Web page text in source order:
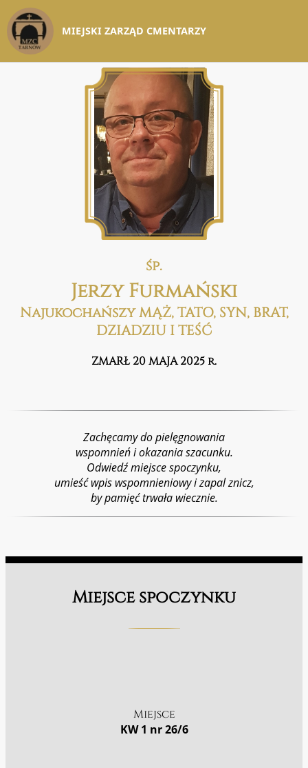
MIEJSKI ZARZĄD CMENTARZY
śp.
Jerzy Furmański
Najukochańszy MĄŻ, TATO, SYN, BRAT,
DZIADZIU I TEŚĆ
ZMARŁ 20 MAJA 2025 r.
Zachęcamy do pielęgnowania
wspomnień i okazania szacunku.
Odwiedź miejsce spoczynku,
umieść wpis wspomnieniowy i zapal znicz,
by pamięć trwała wiecznie.
Miejsce spoczynku
Miejsce
KW 1 nr 26/6